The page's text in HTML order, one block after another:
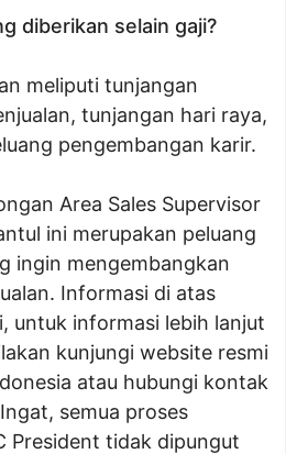
diberikan selain gaji?
meliputi tunjangan
tunjangan hari raya,
pengembangan karir.
Area Sales Supervisor
ini merupakan peluang
ingin mengembangkan
Informasi di atas
untuk informasi lebih lanjut
kunjungi website resmi
atau hubungi kontak
semua proses
President tidak dipungut